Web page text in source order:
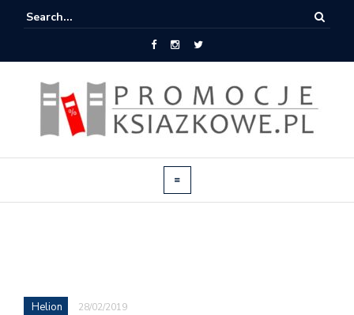
Helion 28/02/2019